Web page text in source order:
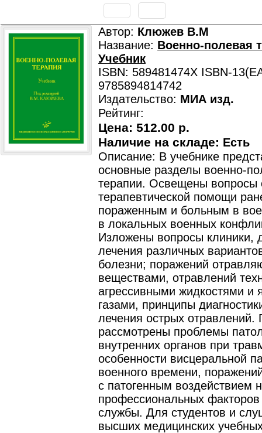
Автор: Клюжев В.М
Название: Военно-полевая
Учебник
ISBN: 589481474X ISBN-
9785894814742
Издательство: МИА изд.
Рейтинг:
Цена: 512.00 р.
Наличие на складе: Есть
Описание: В учебнике
основные разделы военно-
терапии. Освещены вопросы
терапевтической помощи
пораженным и больным в
в локальных военных
Изложены вопросы клиники,
лечения различных
болезни; поражений
веществами, отравлений
агрессивными жидкостями и
газами, принципы
лечения острых отравлений.
рассмотрены проблемы
внутренних органов при
особенности висцеральной
военного времени,
с патогенным воздействием
профессиональных
службы. Для студентов и
высших медицинских